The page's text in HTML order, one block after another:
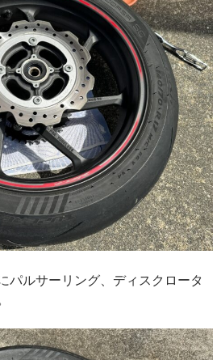
パルサーリング、ディスクロータ